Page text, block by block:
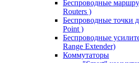
Беспроводные
Routers )
Беспроводные точки
Point )
Беспроводные
Range Extender)
Коммутаторы